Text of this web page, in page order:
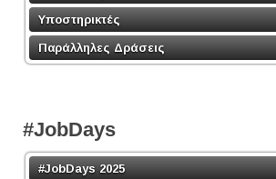
Υποστηρικτές
Παράλληλες Δράσεις
#JobDays
#JobDays 2025